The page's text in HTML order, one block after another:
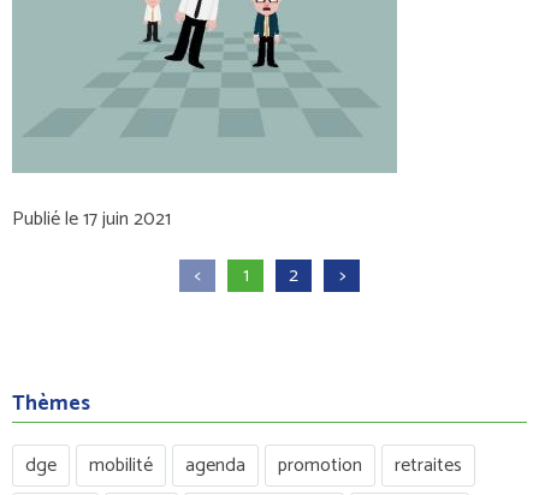
Publié le 17 juin 2021
<
1 2 >
Thèmes
dge mobilité agenda promotion
retraites